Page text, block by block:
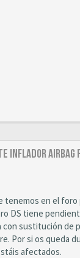
inflador
tenemos en el foro
DS tiene
con sustitución de
Por si os queda
afectados.